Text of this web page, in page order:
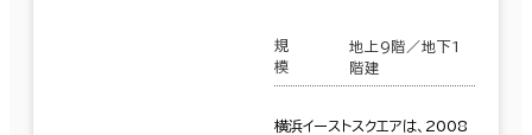
規
模
地上9階／地下1
階建
横浜イーストスクエアは、2008